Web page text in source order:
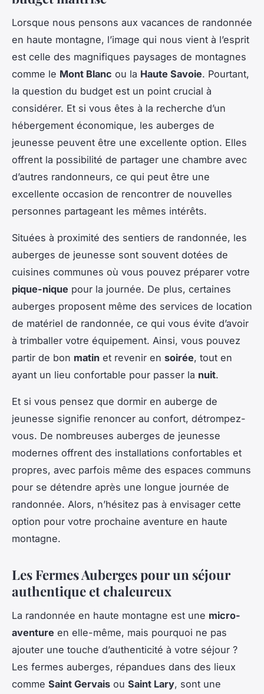
Lorsque nous pensons aux vacances de randonnée
en haute montagne, l’image qui nous vient à l’esprit
est celle des magnifiques paysages de montagnes
comme le Mont Blanc ou la Haute Savoie. Pourtant,
la question du budget est un point crucial à
considérer. Et si vous êtes à la recherche d’un
hébergement économique, les auberges de
jeunesse peuvent être une excellente option. Elles
offrent la possibilité de partager une chambre avec
d’autres randonneurs, ce qui peut être une
excellente occasion de rencontrer de nouvelles
personnes partageant les mêmes intérêts.
Situées à proximité des sentiers de randonnée, les
auberges de jeunesse sont souvent dotées de
cuisines communes où vous pouvez préparer votre
pique-nique pour la journée. De plus, certaines
auberges proposent même des services de location
de matériel de randonnée, ce qui vous évite d’avoir
à trimballer votre équipement. Ainsi, vous pouvez
partir de bon matin et revenir en soirée, tout en
ayant un lieu confortable pour passer la nuit.
Et si vous pensez que dormir en auberge de
jeunesse signifie renoncer au confort, détrompez-
vous. De nombreuses auberges de jeunesse
modernes offrent des installations confortables et
propres, avec parfois même des espaces communs
pour se détendre après une longue journée de
randonnée. Alors, n’hésitez pas à envisager cette
option pour votre prochaine aventure en haute
montagne.
Les Fermes Auberges pour un séjour
authentique et chaleureux
La randonnée en haute montagne est une micro-
aventure en elle-même, mais pourquoi ne pas
ajouter une touche d’authenticité à votre séjour ?
Les fermes auberges, répandues dans des lieux
comme Saint Gervais ou Saint Lary, sont une